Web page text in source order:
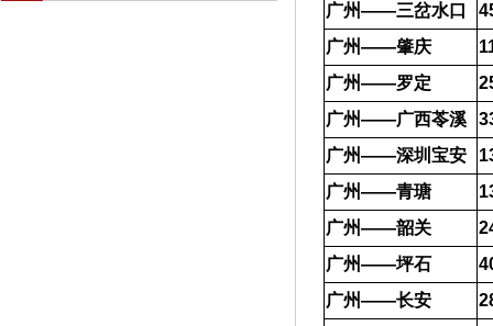
广州——三岔水口
广州——肇庆
广州——罗定
广州——广西苓溪
广州——深圳宝安
广州——青瑭
广州——韶关
广州——坪石
广州——长安